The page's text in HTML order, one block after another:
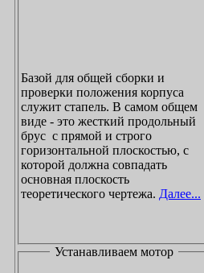
Базой для общей сборки и
проверки положения корпуса
служит стапель. В самом общем
виде - это жесткий продольный
брус с прямой и строго
горизонтальной плоскостью, с
которой должна совпадать
основная плоскость
теоретического чертежа. Далее...
Устанавливаем мотор